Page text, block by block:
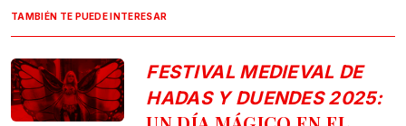
TAMBIÉN TE PUEDE INTERESAR
FESTIVAL MEDIEVAL DE
HADAS Y DUENDES 2025: